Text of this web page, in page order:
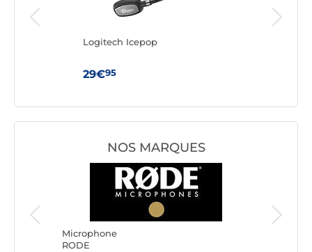
Logitech Icepop
29€95
NOS MARQUES
Microphone
RODE
Boya